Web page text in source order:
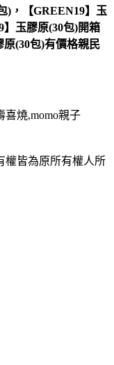
)，【GREEN19】玉
玉膠原(30包)開箱
(30包)有價格親民
喜燒,momo親子
權皆為原所有權人所